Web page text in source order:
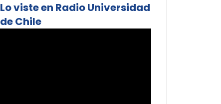
Lo viste en Radio Universidad
de Chile